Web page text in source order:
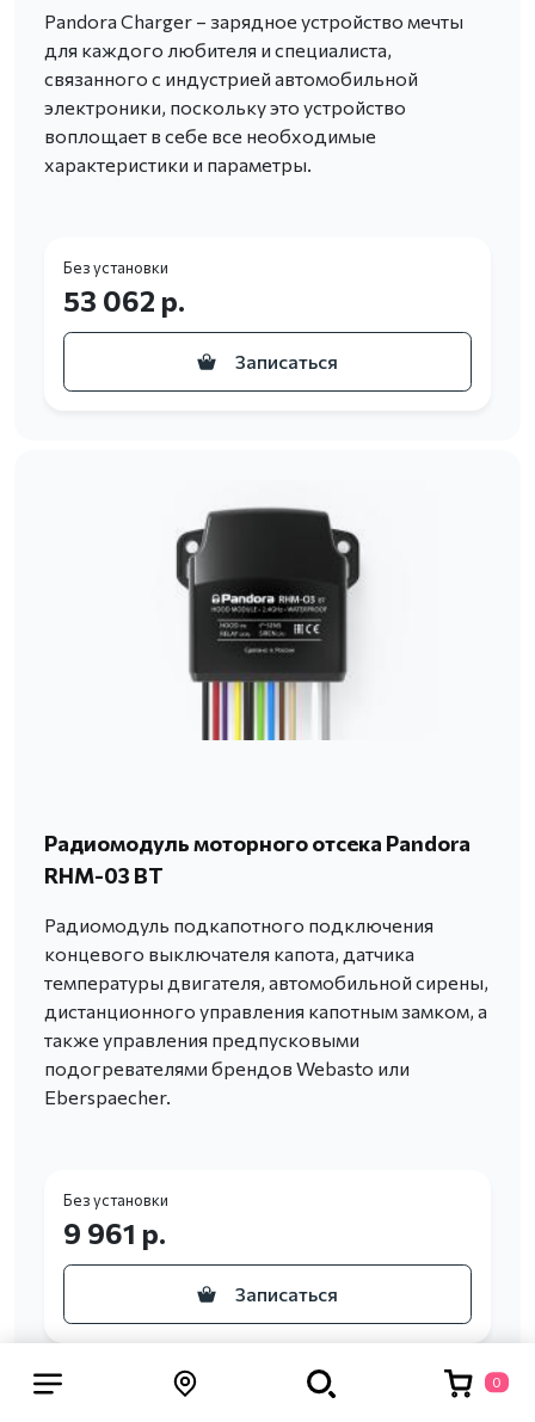
Pandora Charger – зарядное устройство мечты
для каждого любителя и специалиста,
связанного с индустрией автомобильной
электроники, поскольку это устройство
воплощает в себе все необходимые
характеристики и параметры.
Без установки
53 062 р.
Записаться
Радиомодуль моторного отсека Pandora
RHM-03 BT
Радиомодуль подкапотного подключения
концевого выключателя капота, датчика
температуры двигателя, автомобильной сирены,
дистанционного управления капотным замком, а
также управления предпусковыми
подогревателями брендов Webasto или
Eberspaecher.
Без установки
9 961 р.
Записаться
0